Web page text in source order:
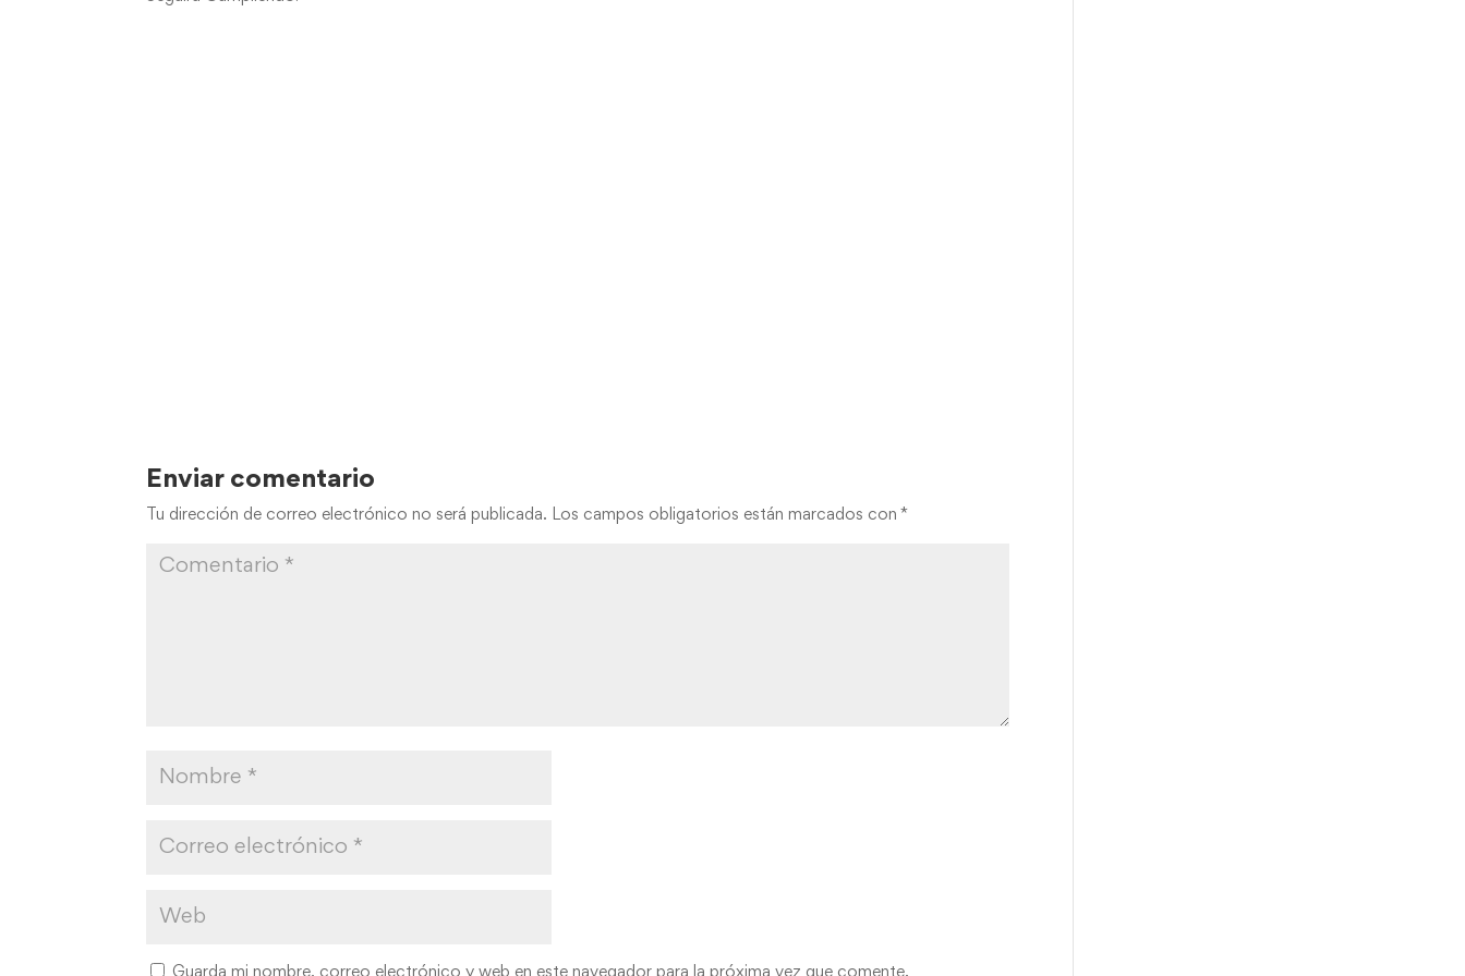
Enviar comentario
Tu dirección de correo electrónico no será publicada. Los campos obligatorios están marcados con*
Guarda mi nombre, correo electrónico y web en este navegador para la próxima vez que comente.